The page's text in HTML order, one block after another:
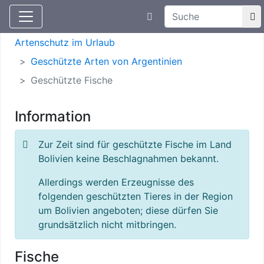
Aktuelle Meldungen
Suchtexteingabe
Artenschutz
Artenschutz im Urlaub
Geschützte Arten von Argentinien
Geschützte Fische
Information
Zur Zeit sind für geschützte Fische im Land
Bolivien keine Beschlagnahmen bekannt.
Allerdings werden Erzeugnisse des
folgenden geschützten Tieres in der Region
um Bolivien angeboten; diese dürfen Sie
grundsätzlich nicht mitbringen.
Fische